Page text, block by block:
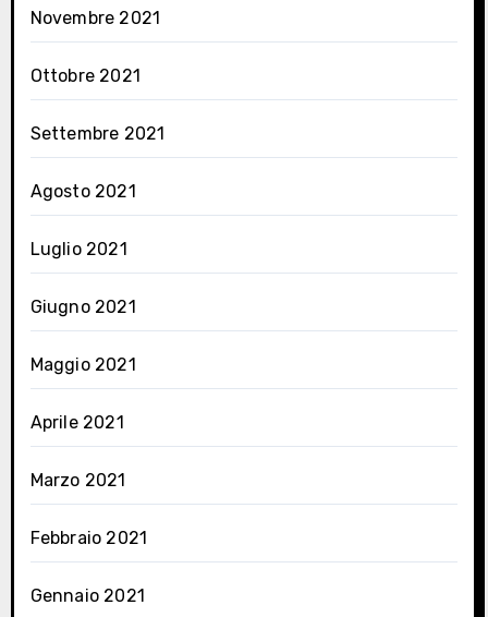
Novembre 2021
Ottobre 2021
Settembre 2021
Agosto 2021
Luglio 2021
Giugno 2021
Maggio 2021
Aprile 2021
Marzo 2021
Febbraio 2021
Gennaio 2021